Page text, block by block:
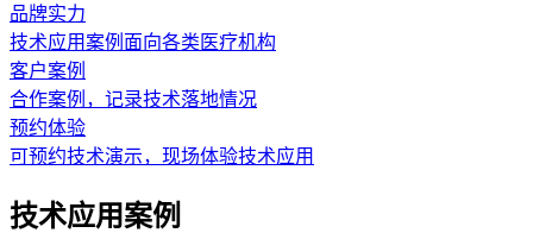
品牌实力
技术应用案例面向各类医疗机构
客户案例
合作案例，记录技术落地情况
预约体验
可预约技术演示，现场体验技术应用
技术应用案例